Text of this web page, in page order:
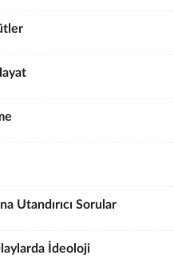
Utandırıcı Sorular
İdeoloji